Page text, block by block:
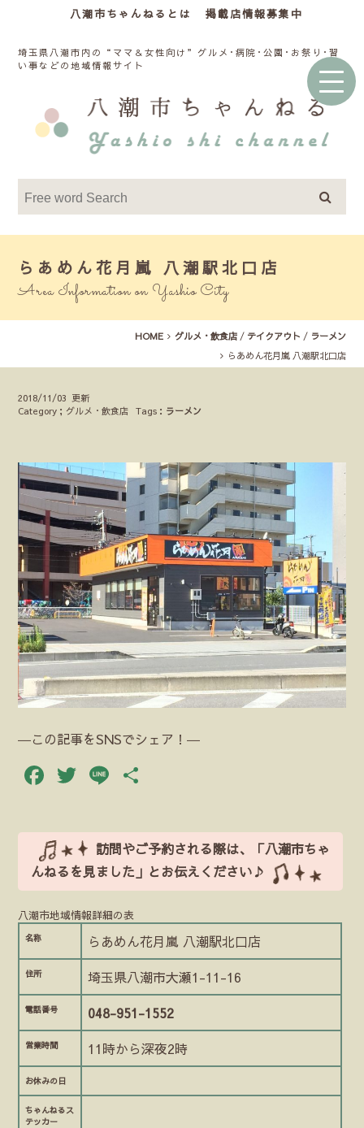
八潮市ちゃんねるとは 掲載店情報募集中
埼玉県八潮市内の“ママ＆女性向け”グルメ･病院･公園･お祭り･習
い事などの地域情報サイト
らあめん花月嵐 八潮駅北口店
Area Information on Yashio City
HOME グルメ・飲食店/ テイクアウト / ラーメン
らあめん花月嵐 八潮駅北口店
2018/11/03 更新
Category；グルメ・飲食店Tags： ラーメン
―この記事をSNSでシェア！―
Facebook
Twitter
Line
訪問やご予約される際は、「八潮市ちゃ
んねるを見ました」とお伝えください♪
八潮市地域情報詳細の表
名称 らあめん花月嵐 八潮駅北口店
住所 埼玉県八潮市大瀬1-11-16
電話番号 048-951-1552
営業時間 11時から深夜2時
お休みの日
ちゃんねるス
テッカー